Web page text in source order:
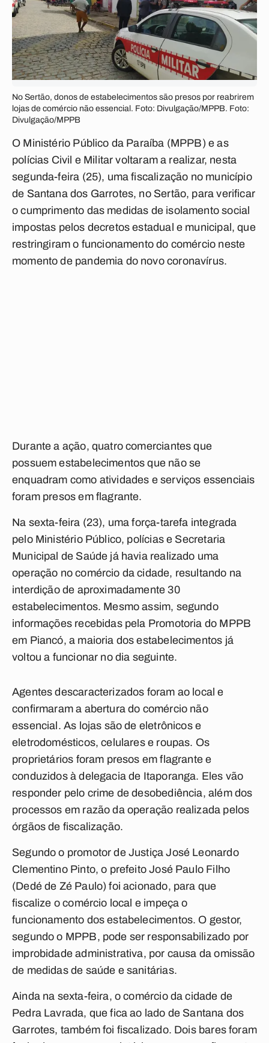
No Sertão, donos de estabelecimentos são presos por reabrirem
lojas de comércio não essencial. Foto: Divulgação/MPPB. Foto:
Divulgação/MPPB
O Ministério Público da Paraíba (MPPB) e as
polícias Civil e Militar voltaram a realizar, nesta
segunda-feira (25), uma fiscalização no município
de Santana dos Garrotes, no Sertão, para verificar
o cumprimento das medidas de isolamento social
impostas pelos decretos estadual e municipal, que
restringiram o funcionamento do comércio neste
momento de pandemia do novo coronavírus.
Durante a ação, quatro comerciantes que
possuem estabelecimentos que não se
enquadram como atividades e serviços essenciais
foram presos em flagrante.
Na sexta-feira (23), uma força-tarefa integrada
pelo Ministério Público, polícias e Secretaria
Municipal de Saúde já havia realizado uma
operação no comércio da cidade, resultando na
interdição de aproximadamente 30
estabelecimentos. Mesmo assim, segundo
informações recebidas pela Promotoria do MPPB
em Piancó, a maioria dos estabelecimentos já
voltou a funcionar no dia seguinte.
Agentes descaracterizados foram ao local e
confirmaram a abertura do comércio não
essencial. As lojas são de eletrônicos e
eletrodomésticos, celulares e roupas. Os
proprietários foram presos em flagrante e
conduzidos à delegacia de Itaporanga. Eles vão
responder pelo crime de desobediência, além dos
processos em razão da operação realizada pelos
órgãos de fiscalização.
Segundo o promotor de Justiça José Leonardo
Clementino Pinto, o prefeito José Paulo Filho
(Dedé de Zé Paulo) foi acionado, para que
fiscalize o comércio local e impeça o
funcionamento dos estabelecimentos. O gestor,
segundo o MPPB, pode ser responsabilizado por
improbidade administrativa, por causa da omissão
de medidas de saúde e sanitárias.
Ainda na sexta-feira, o comércio da cidade de
Pedra Lavrada, que fica ao lado de Santana dos
Garrotes, também foi fiscalizado. Dois bares foram